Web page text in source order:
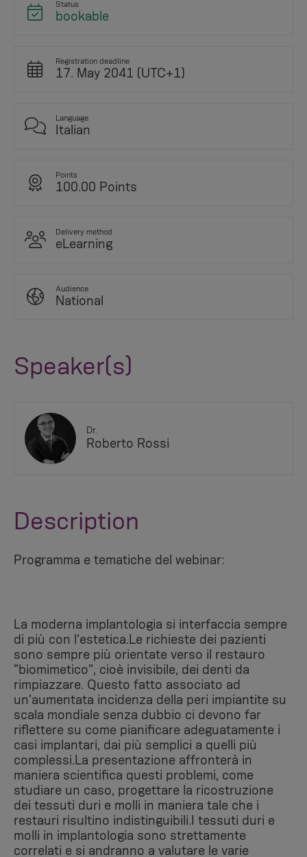
Status
bookable
Registration deadline
17. May 2041 (UTC+1)
Language
Italian
Points
100.00 Points
Delivery method
eLearning
Audience
National
Speaker(s)
Dr.
Roberto Rossi
Description
Programma e tematiche del webinar:
La moderna implantologia si interfaccia sempre
di più con l’estetica.Le richieste dei pazienti
sono sempre più orientate verso il restauro
"biomimetico", cioè invisibile, dei denti da
rimpiazzare. Questo fatto associato ad
un'aumentata incidenza della peri impiantite su
scala mondiale senza dubbio ci devono far
riflettere su come pianificare adeguatamente i
casi implantari, dai più semplici a quelli più
complessi.La presentazione affronterà in
maniera scientifica questi problemi, come
studiare un caso, progettare la ricostruzione
dei tessuti duri e molli in maniera tale che i
restauri risultino indistinguibili.I tessuti duri e
molli in implantologia sono strettamente
correlati e si andranno a valutare le varie